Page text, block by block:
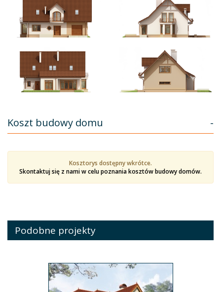
Koszt budowy domu -
Kosztorys dostępny wkrótce.
Skontaktuj się z nami w celu poznania kosztów budowy domów.
Podobne projekty